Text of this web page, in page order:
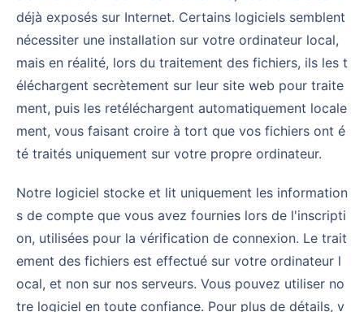
déjà exposés sur Internet. Certains logiciels semblent
nécessiter une installation sur votre ordinateur local,
mais en réalité, lors du traitement des fichiers, ils les t
éléchargent secrètement sur leur site web pour traite
ment, puis les retéléchargent automatiquement locale
ment, vous faisant croire à tort que vos fichiers ont é
té traités uniquement sur votre propre ordinateur.
Notre logiciel stocke et lit uniquement les information
s de compte que vous avez fournies lors de l'inscripti
on, utilisées pour la vérification de connexion. Le trait
ement des fichiers est effectué sur votre ordinateur l
ocal, et non sur nos serveurs. Vous pouvez utiliser no
tre logiciel en toute confiance. Pour plus de détails, v